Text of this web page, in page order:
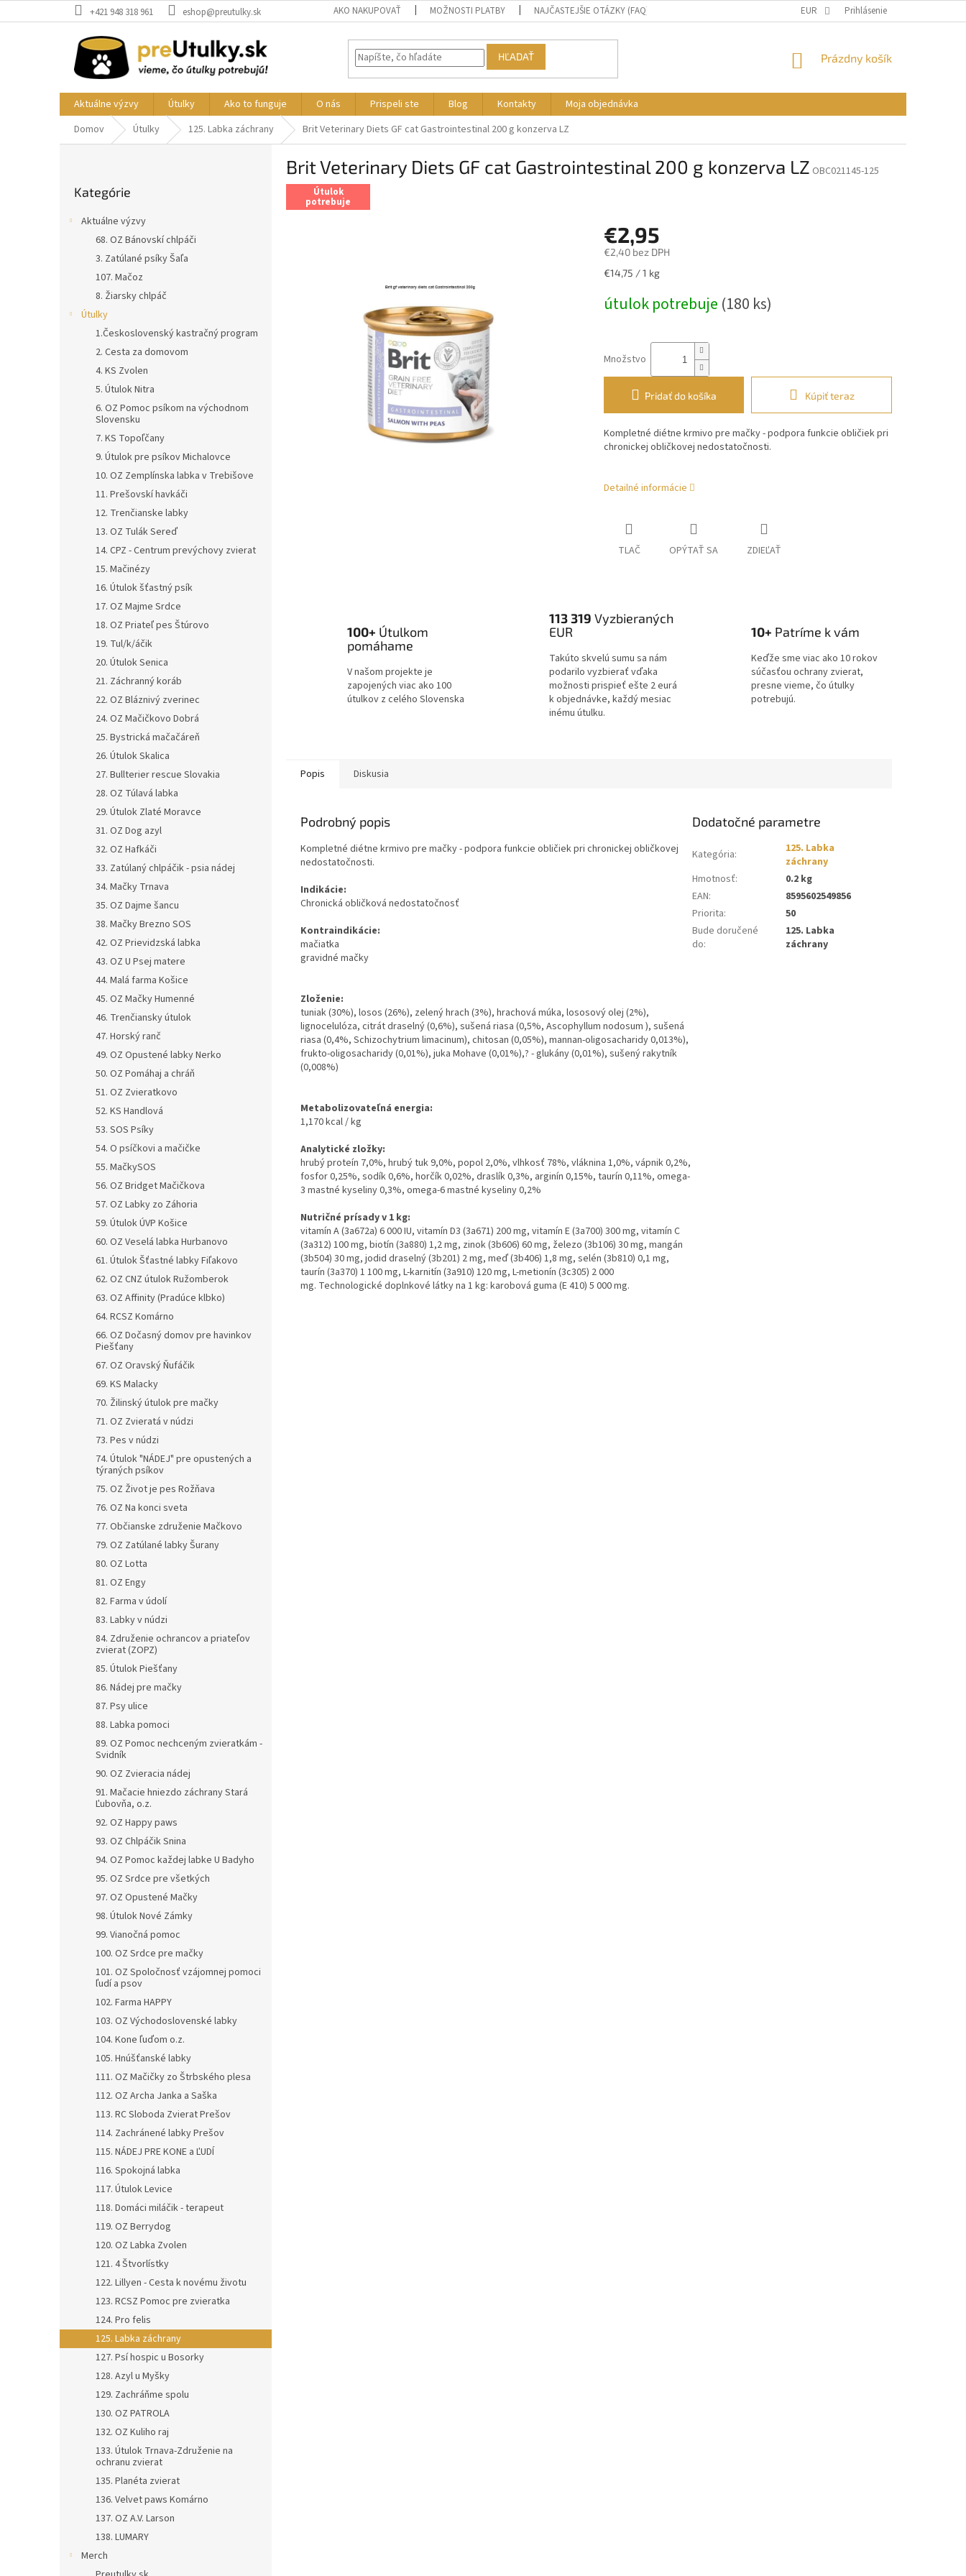
na
+421 948 318 961 eshop@preutulky.sk AKO NAKUPOVAŤ MOŽNOSTI PLATBY NAJČASTEJŠIE OTÁZKY (FAQ) PODMIENKY OCHRANY OSOBNÝCH
EUR Prihlásenie
HĽADAŤ
NÁKUPNÝ
Prázdny košík
Aktuálne výzvy Útulky Ako to funguje O nás Prispeli ste Blog Kontakty
Moja objednávka
Domov
Útulky 125. Labka záchrany Brit Veterinary Diets GF cat Gastrointestinal 200 g konzerva LZ
kategórie
Kategórie
Aktuálne výzvy
68. OZ Bánovskí chlpáči
3. Zatúlané psíky Šaľa
107. Mačoz
8. Žiarsky chlpáč
Útulky
1.Československý kastračný program
2. Cesta za domovom
4. KS Zvolen
5. Útulok Nitra
6. OZ Pomoc psíkom na východnom
Slovensku
7. KS Topoľčany
9. Útulok pre psíkov Michalovce
10. OZ Zemplínska labka v Trebišove
11. Prešovskí havkáči
12. Trenčianske labky
13. OZ Tulák Sereď
14. CPZ - Centrum prevýchovy zvierat
15. Mačinézy
16. Útulok šťastný psík
17. OZ Majme Srdce
18. OZ Priateľ pes Štúrovo
19. Tul/k/áčik
20. Útulok Senica
21. Záchranný koráb
22. OZ Bláznivý zverinec
24. OZ Mačičkovo Dobrá
25. Bystrická mačačáreň
26. Útulok Skalica
27. Bullterier rescue Slovakia
28. OZ Túlavá labka
29. Útulok Zlaté Moravce
31. OZ Dog azyl
32. OZ Hafkáči
33. Zatúlaný chlpáčik - psia nádej
34. Mačky Trnava
35. OZ Dajme šancu
38. Mačky Brezno SOS
42. OZ Prievidzská labka
43. OZ U Psej matere
44. Malá farma Košice
45. OZ Mačky Humenné
46. Trenčiansky útulok
47. Horský ranč
49. OZ Opustené labky Nerko
50. OZ Pomáhaj a chráň
51. OZ Zvieratkovo
52. KS Handlová
53. SOS Psíky
54. O psíčkovi a mačičke
55. MačkySOS
56. OZ Bridget Mačičkova
57. OZ Labky zo Záhoria
59. Útulok ÚVP Košice
60. OZ Veselá labka Hurbanovo
61. Útulok Šťastné labky Fiľakovo
62. OZ CNZ útulok Ružomberok
63. OZ Affinity (Pradúce klbko)
64. RCSZ Komárno
66. OZ Dočasný domov pre havinkov
Piešťany
67. OZ Oravský Ňufáčik
69. KS Malacky
70. Žilinský útulok pre mačky
71. OZ Zvieratá v núdzi
73. Pes v núdzi
74. Útulok "NÁDEJ" pre opustených a
týraných psíkov
75. OZ Život je pes Rožňava
76. OZ Na konci sveta
77. Občianske združenie Mačkovo
79. OZ Zatúlané labky Šurany
80. OZ Lotta
81. OZ Engy
82. Farma v údolí
83. Labky v núdzi
84. Združenie ochrancov a priateľov
zvierat (ZOPZ)
85. Útulok Piešťany
86. Nádej pre mačky
87. Psy ulice
88. Labka pomoci
89. OZ Pomoc nechceným zvieratkám -
Svidník
90. OZ Zvieracia nádej
91. Mačacie hniezdo záchrany Stará
Ľubovňa, o.z.
92. OZ Happy paws
93. OZ Chlpáčik Snina
94. OZ Pomoc každej labke U Badyho
95. OZ Srdce pre všetkých
97. OZ Opustené Mačky
98. Útulok Nové Zámky
99. Vianočná pomoc
100. OZ Srdce pre mačky
101. OZ Spoločnosť vzájomnej pomoci
ľudí a psov
102. Farma HAPPY
103. OZ Východoslovenské labky
104. Kone ľuďom o.z.
105. Hnúšťanské labky
111. OZ Mačičky zo Štrbského plesa
112. OZ Archa Janka a Saška
113. RC Sloboda Zvierat Prešov
114. Zachránené labky Prešov
115. NÁDEJ PRE KONE a ĽUDÍ
116. Spokojná labka
117. Útulok Levice
118. Domáci miláčik - terapeut
119. OZ Berrydog
120. OZ Labka Zvolen
121. 4 Štvorlístky
122. Lillyen - Cesta k novému životu
123. RCSZ Pomoc pre zvieratka
124. Pro felis
125. Labka záchrany
127. Psí hospic u Bosorky
128. Azyl u Myšky
129. Zachráňme spolu
130. OZ PATROLA
132. OZ Kuliho raj
133. Útulok Trnava-Združenie na
ochranu zvierat
135. Planéta zvierat
136. Velvet paws Komárno
137. OZ A.V. Larson
138. LUMARY
Merch
Brit Veterinary Diets GF cat Gastrointestinal 200 g konzerva LZ OBC021145-125
Útulok
potrebuje
€2,95
€2,40 bez DPH
Jednotková
€14,75 / 1 kg
útulok potrebuje (180 ks)
Množstvo
Pridať do košíka Kúpiť teraz
Kompletné diétne krmivo pre mačky - podpora funkcie obličiek pri
chronickej obličkovej nedostatočnosti.
Detailné informácie
TLAČ OPÝTAŤ SA ZDIEĽAŤ
100+ Útulkom
pomáhame
V našom projekte je
zapojených viac ako 100
útulkov z celého Slovenska
113 319 Vyzbieraných
EUR
Takúto skvelú sumu sa nám
podarilo vyzbierať vďaka
možnosti prispieť ešte 2 eurá
k objednávke, každý mesiac
inému útulku.
10+ Patríme k vám
Keďže sme viac ako 10 rokov
súčasťou ochrany zvierat,
presne vieme, čo útulky
potrebujú.
Popis Diskusia
Podrobný popis
Kompletné diétne krmivo pre mačky - podpora funkcie obličiek pri chronickej obličkovej
nedostatočnosti.
Indikácie:
Chronická obličková nedostatočnosť
Kontraindikácie:
mačiatka
gravidné mačky
Zloženie:
tuniak (30%), losos (26%), zelený hrach (3%), hrachová múka, lososový olej (2%),
lignocelulóza, citrát draselný (0,6%), sušená riasa (0,5%, Ascophyllum nodosum ), sušená
riasa (0,4%, Schizochytrium limacinum), chitosan (0,05%), mannan-oligosacharidy 0,013%),
frukto-oligosacharidy (0,01%), juka Mohave (0,01%),? - glukány (0,01%), sušený rakytník
(0,008%)
Metabolizovateľná energia:
1,170 kcal / kg
Analytické zložky:
hrubý proteín 7,0%, hrubý tuk 9,0%, popol 2,0%, vlhkosť 78%, vláknina 1,0%, vápnik 0,2%,
fosfor 0,25%, sodík 0,6%, horčík 0,02%, draslík 0,3%, arginín 0,15%, taurín 0,11%, omega-
3 mastné kyseliny 0,3%, omega-6 mastné kyseliny 0,2%
Nutričné prísady v 1 kg:
vitamín A (3a672a) 6 000 IU, vitamín D3 (3a671) 200 mg, vitamín E (3a700) 300 mg, vitamín C
(3a312) 100 mg, biotín (3a880) 1,2 mg, zinok (3b606) 60 mg, železo (3b106) 30 mg, mangán
(3b504) 30 mg, jodid draselný (3b201) 2 mg, meď (3b406) 1,8 mg, selén (3b810) 0,1 mg,
taurín (3a370) 1 100 mg, L-karnitín (3a910) 120 mg, L-metionín (3c305) 2 000
mg. Technologické doplnkové látky na 1 kg: karobová guma (E 410) 5 000 mg.
Dodatočné parametre
Kategória:
125. Labka
záchrany
Hmotnosť:
0.2 kg
EAN:
8595602549856
Priorita:
50
Bude doručené
do:
125. Labka
záchrany